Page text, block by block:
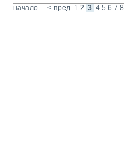
начало ... <-пред. 1 2 3 4 5 6 7 8